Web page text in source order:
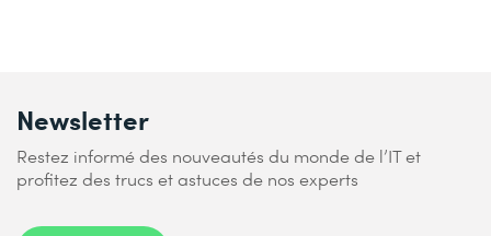
Newsletter
Restez informé des nouveautés du monde de l’IT et
profitez des trucs et astuces de nos experts